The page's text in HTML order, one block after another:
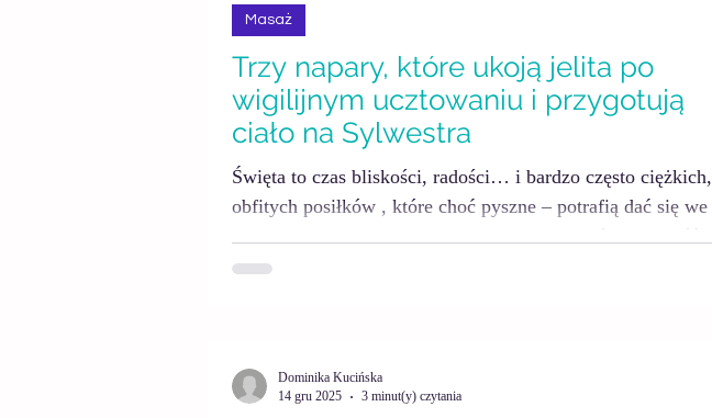
Trzy napary, które ukoją jelita po
wigilijnym ucztowaniu i przygotują
ciało na Sylwestra
Święta to czas bliskości, radości… i bardzo często ciężkich,
obfitych posiłków , które choć pyszne – potrafią dać się we
znaki naszym jelitom.Wzdęcia, uczucie pełności, ospałość
czy spowolnione trawienie to sygnał, że organizm potrzebuje
pokarmowego. Ziołowy napar to świetne rozwiązanie dla
Masaż
Dominika Kucińska
14 gru 2025
3 minut(y) czytania